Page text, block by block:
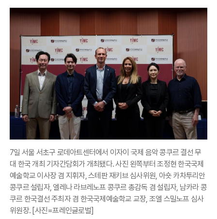
7일 서울 서초구 로데아트센터에서 이자이 국제 음악 콩쿠르 결선 무
대 한국 개최 기자간담회가 개최됐다. 사진 왼쪽부터 조정현 한국국제
예술학교 이사장 겸 지휘자, 스테판 재키브 심사위원, 아숏 카차투리안
콩쿠르 설립자, 엘레나 라브레노프 콩쿠르 총감독 겸 설립자, 남카라 콩
쿠르 한국결선 주최자 겸 한국국제예술학교 교장, 조엘 스밀노프 심사
위원장. [사진=프레인글로벌]